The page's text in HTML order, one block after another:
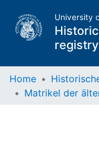
University
registry
Home